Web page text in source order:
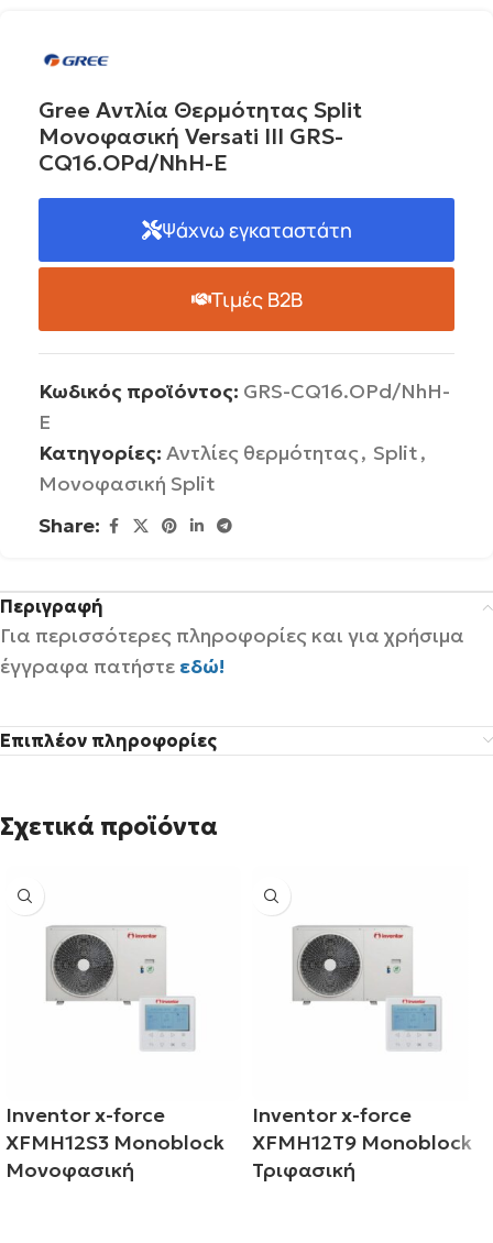
Gree Αντλία Θερμότητας Split
Μονοφασική Versati III GRS-
CQ16.OPd/NhH-E
Ψάχνω εγκαταστάτη
Τιμές B2B
Κωδικός προϊόντος: GRS-CQ16.OPd/NhH-
E
Κατηγορίες: Αντλίες θερμότητας, Split,
Μονοφασική Split
Share:
Περιγραφή
Για περισσότερες πληροφορίες και για χρήσιμα
έγγραφα πατήστε εδώ!
Επιπλέον πληροφορίες
Σχετικά προϊόντα
Inventor x-force
XFMH12S3 Monoblock
Μονοφασική
Inventor x-force
XFMH12T9 Monoblock
Τριφασική